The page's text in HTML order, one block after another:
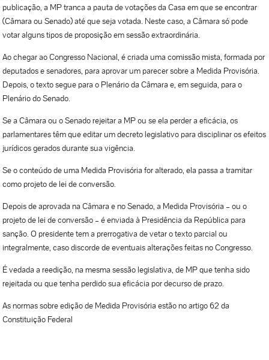
publicação, a MP tranca a pauta de votações da Casa em que se encontrar
(Câmara ou Senado) até que seja votada. Neste caso, a Câmara só pode
votar alguns tipos de proposição em sessão extraordinária.
Ao chegar ao Congresso Nacional, é criada uma comissão mista, formada por
deputados e senadores, para aprovar um parecer sobre a Medida Provisória.
Depois, o texto segue para o Plenário da Câmara e, em seguida, para o
Plenário do Senado.
Se a Câmara ou o Senado rejeitar a MP ou se ela perder a eficácia, os
parlamentares têm que editar um decreto legislativo para disciplinar os efeitos
jurídicos gerados durante sua vigência.
Se o conteúdo de uma Medida Provisória for alterado, ela passa a tramitar
como projeto de lei de conversão.
Depois de aprovada na Câmara e no Senado, a Medida Provisória – ou o
projeto de lei de conversão – é enviada à Presidência da República para
sanção. O presidente tem a prerrogativa de vetar o texto parcial ou
integralmente, caso discorde de eventuais alterações feitas no Congresso.
É vedada a reedição, na mesma sessão legislativa, de MP que tenha sido
rejeitada ou que tenha perdido sua eficácia por decurso de prazo.
As normas sobre edição de Medida Provisória estão no artigo 62 da
Constituição Federal